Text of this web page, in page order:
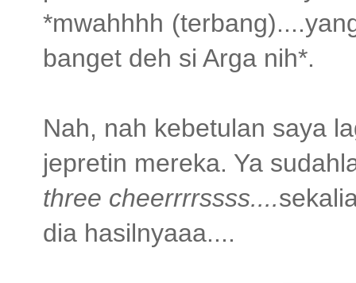
*mwahhhh
banget deh si Arga nih*.
Nah, nah kebetulan saya
jepretin mereka. Ya
three cheerrrrssss....
dia hasilnyaaa....